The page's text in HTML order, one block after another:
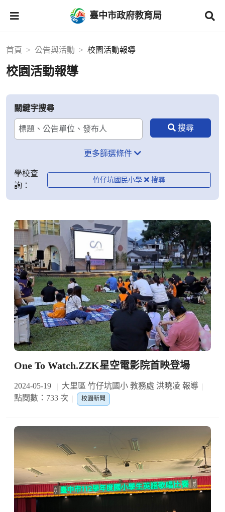
臺中市政府教育局
首頁 公告與活動 校園活動報導
校園活動報導
關鍵字搜尋
更多篩選條件
學校查
詢：
竹仔坑國民小學
One To Watch.ZZK星空電影院首映登場
2024-05-19
大里區 竹仔坑國小 教務處 洪曉凌 報導
點閱數：733 次
校園新聞